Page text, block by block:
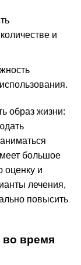
и
образ жизни:
большое
оценку и
лечения,
повысить
во время